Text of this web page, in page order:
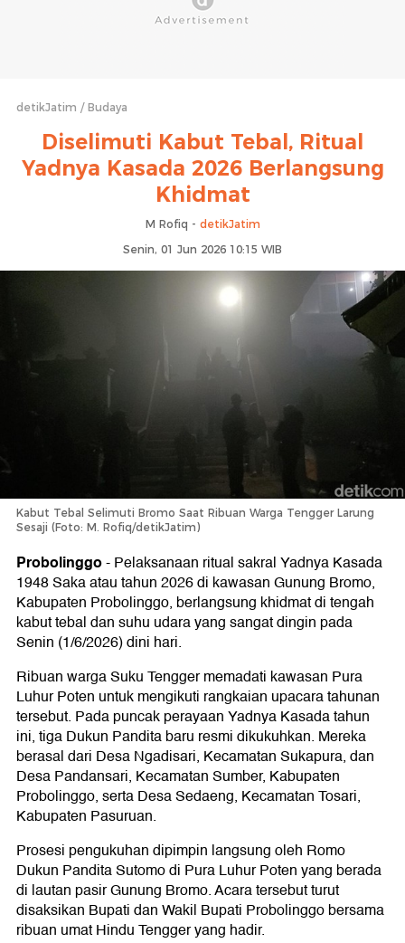
detikJatim Budaya
Diselimuti Kabut Tebal, Ritual
Yadnya Kasada 2026 Berlangsung
Khidmat
M Rofiq - detikJatim
Senin, 01 Jun 2026 10:15 WIB
Kabut Tebal Selimuti Bromo Saat Ribuan Warga Tengger Larung
Sesaji (Foto: M. Rofiq/detikJatim)
Probolinggo-Pelaksanaan ritual sakral Yadnya Kasada
1948 Saka atau tahun 2026 di kawasan Gunung Bromo,
Kabupaten Probolinggo, berlangsung khidmat di tengah
kabut tebal dan suhu udara yang sangat dingin pada
Senin (1/6/2026) dini hari.
Ribuan warga Suku Tengger memadati kawasan Pura
Luhur Poten untuk mengikuti rangkaian upacara tahunan
tersebut. Pada puncak perayaan Yadnya Kasada tahun
ini, tiga Dukun Pandita baru resmi dikukuhkan. Mereka
berasal dari Desa Ngadisari, Kecamatan Sukapura, dan
Desa Pandansari, Kecamatan Sumber, Kabupaten
Probolinggo, serta Desa Sedaeng, Kecamatan Tosari,
Kabupaten Pasuruan.
Prosesi pengukuhan dipimpin langsung oleh Romo
Dukun Pandita Sutomo di Pura Luhur Poten yang berada
di lautan pasir Gunung Bromo. Acara tersebut turut
disaksikan Bupati dan Wakil Bupati Probolinggo bersama
ribuan umat Hindu Tengger yang hadir.